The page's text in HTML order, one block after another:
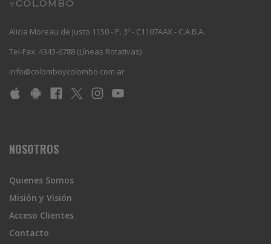
Alicia Moreau de Justo 1150 - P. 3º - C1107AAX - C.A.B.A.
Tel-Fax. 4343-6788 (Líneas Rotativas)
info@colomboycolombo.com.ar
NOSOTROS
Quienes Somos
Misión y Visión
Acceso Clientes
Contacto